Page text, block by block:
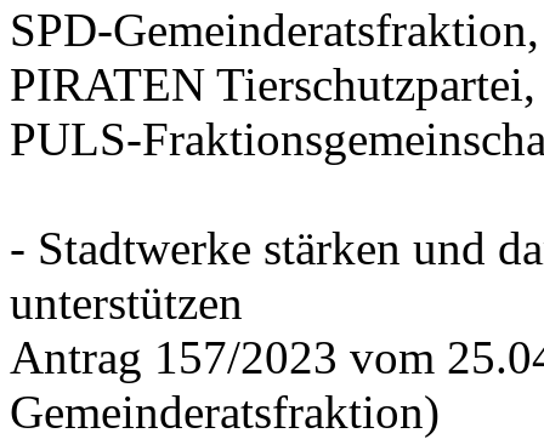
SPD-
PIRATEN Tierschutzpartei,
PULS-
- Stadtwerke stärken und
unterstützen
Antrag 157/2023 vom
Gemeinderatsfraktion)